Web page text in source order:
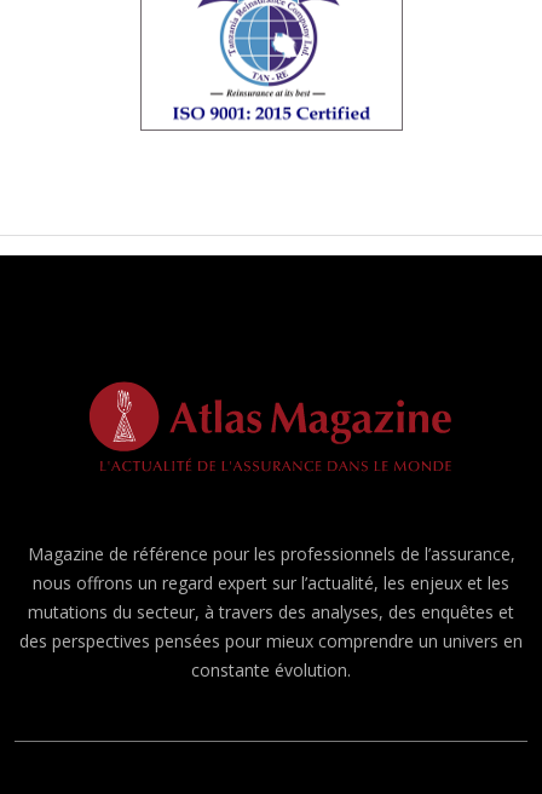
Magazine de référence pour les professionnels de l’assurance,
nous offrons un regard expert sur l’actualité, les enjeux et les
mutations du secteur, à travers des analyses, des enquêtes et
des perspectives pensées pour mieux comprendre un univers en
constante évolution.